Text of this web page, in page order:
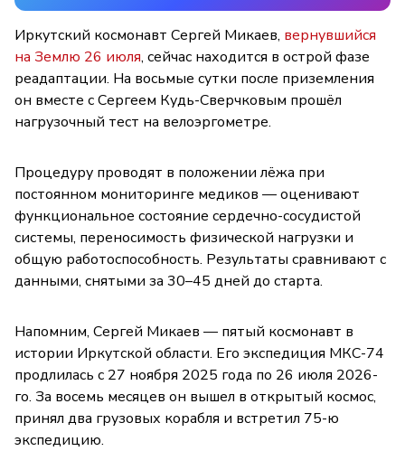
Иркутский космонавт Сергей Микаев, вернувшийся
на Землю 26 июля, сейчас находится в острой фазе
реадаптации. На восьмые сутки после приземления
он вместе с Сергеем Кудь-Сверчковым прошёл
нагрузочный тест на велоэргометре.
Процедуру проводят в положении лёжа при
постоянном мониторинге медиков — оценивают
функциональное состояние сердечно-сосудистой
системы, переносимость физической нагрузки и
общую работоспособность. Результаты сравнивают с
данными, снятыми за 30–45 дней до старта.
Напомним, Сергей Микаев — пятый космонавт в
истории Иркутской области. Его экспедиция МКС-74
продлилась с 27 ноября 2025 года по 26 июля 2026-
го. За восемь месяцев он вышел в открытый космос,
принял два грузовых корабля и встретил 75-ю
экспедицию.